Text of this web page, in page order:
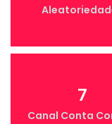
7
Canal Conta